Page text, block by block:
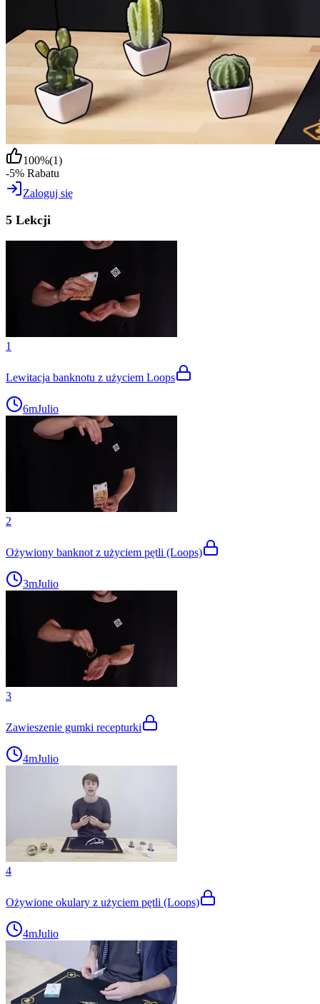
100%(1)
-5% Rabatu
Zaloguj się
5 Lekcji
1
Lewitacja banknotu z użyciem Loops
6mJulio
2
Ożywiony banknot z użyciem pętli (Loops)
3mJulio
3
Zawieszenie gumki recepturki
4mJulio
4
Ożywione okulary z użyciem pętli (Loops)
4mJulio